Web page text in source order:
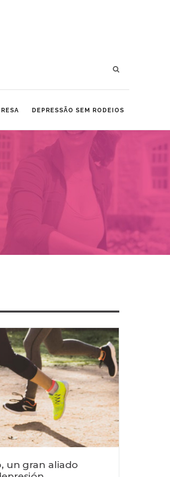
DEPRESSÃO SEM RODEIOS
un gran aliado